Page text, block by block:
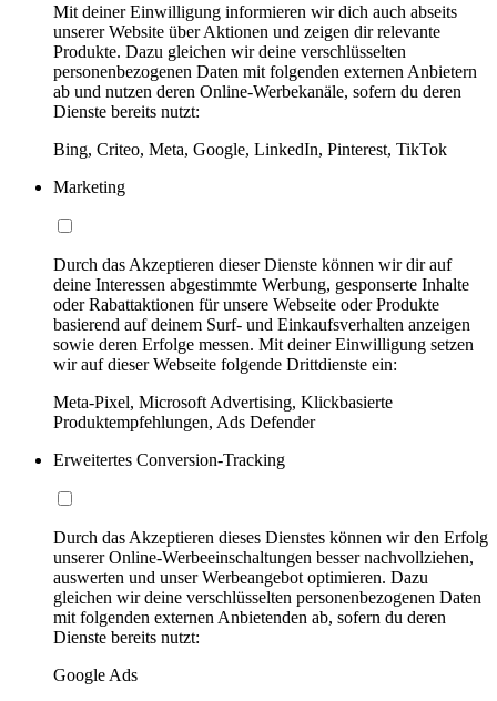
Mit deiner Einwilligung informieren wir dich auch abseits
unserer Website über Aktionen und zeigen dir relevante
Produkte. Dazu gleichen wir deine verschlüsselten
personenbezogenen Daten mit folgenden externen Anbietern
ab und nutzen deren Online-Werbekanäle, sofern du deren
Dienste bereits nutzt:
Bing, Criteo, Meta, Google, LinkedIn, Pinterest, TikTok
Marketing
Durch das Akzeptieren dieser Dienste können wir dir auf
deine Interessen abgestimmte Werbung, gesponserte Inhalte
oder Rabattaktionen für unsere Webseite oder Produkte
basierend auf deinem Surf- und Einkaufsverhalten anzeigen
sowie deren Erfolge messen. Mit deiner Einwilligung setzen
wir auf dieser Webseite folgende Drittdienste ein:
Meta-Pixel, Microsoft Advertising, Klickbasierte
Produktempfehlungen, Ads Defender
Erweitertes Conversion-Tracking
Durch das Akzeptieren dieses Dienstes können wir den Erfolg
unserer Online-Werbeeinschaltungen besser nachvollziehen,
auswerten und unser Werbeangebot optimieren. Dazu
gleichen wir deine verschlüsselten personenbezogenen Daten
mit folgenden externen Anbietenden ab, sofern du deren
Dienste bereits nutzt:
Google Ads